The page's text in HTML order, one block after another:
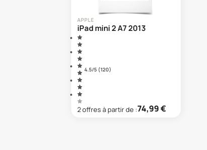
APPLE
iPad mini 2 A7 2013
4.5/5 (120)
2offresà partir de :74,99€